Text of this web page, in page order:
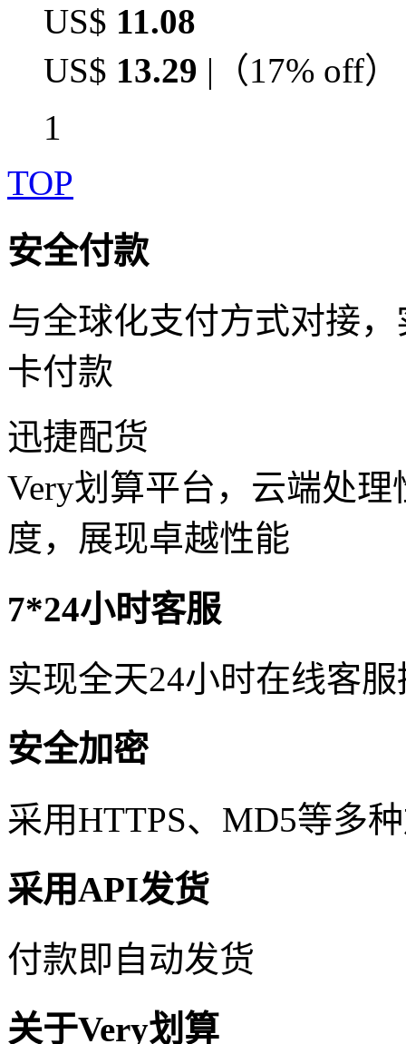
US$ 11.08
US$ 13.29 |（17% off）
1
TOP
安全付款
与全球化支付方式对接
卡付款
迅捷配货
Very划算平台，云端处
度，展现卓越性能
7*24小时客服
实现全天24小时在线客
安全加密
采用HTTPS、MD5等多
采用API发货
付款即自动发货
关于Very划算